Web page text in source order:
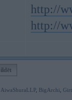
http://
http://
AiwaShuraLLP, BigArchi